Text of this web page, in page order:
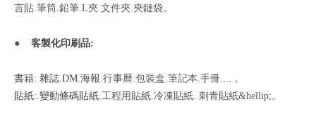
言貼.筆筒.鉛筆.L夾.文件夾.夾鏈袋。
● 客製化印刷品:
書籍: 雜誌.DM.海報. 行事曆.包裝盒.筆記本.手冊.... 。
貼紙:.變動條碼貼紙. 工程用貼紙.冷凍貼紙. 刺青貼紙&hellip;。